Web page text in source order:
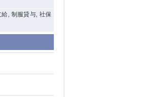
, 制服貸与, 社保